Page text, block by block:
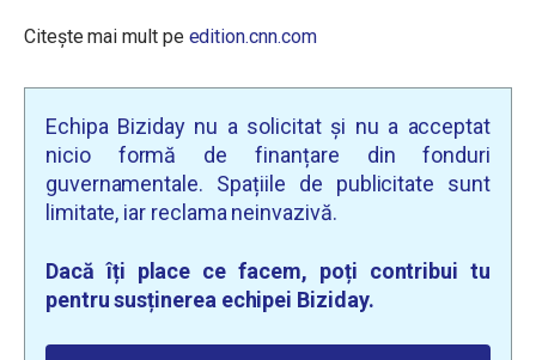
Citește mai mult pe edition.cnn.com
Echipa Biziday nu a solicitat și nu a acceptat
nicio formă de finanțare din fonduri
guvernamentale. Spațiile de publicitate sunt
limitate, iar reclama neinvazivă.
Dacă îți place ce facem, poți contribui tu
pentru susținerea echipei Biziday.